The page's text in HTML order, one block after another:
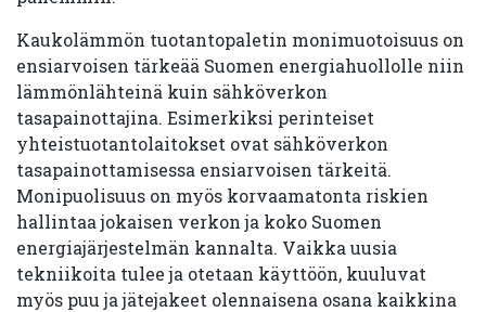
Kaukolämmön tuotantopaletin monimuotoisuus on
ensiarvoisen tärkeää Suomen energiahuollolle niin
lämmönlähteinä kuin sähköverkon
tasapainottajina. Esimerkiksi perinteiset
yhteistuotantolaitokset ovat sähköverkon
tasapainottamisessa ensiarvoisen tärkeitä.
Monipuolisuus on myös korvaamatonta riskien
hallintaa jokaisen verkon ja koko Suomen
energiajärjestelmän kannalta. Vaikka uusia
tekniikoita tulee ja otetaan käyttöön, kuuluvat
myös puu ja jätejakeet olennaisena osana kaikkina